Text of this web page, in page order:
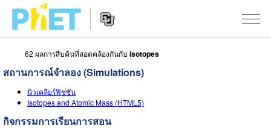
สืบค้น
ภายใน
เว็บไซต์
ของ
Navigation
สถานการณ์จำลอง
All Sims
STUDIO
62 ผลการสืบค้นที่สอดคล้องกันกับ isotopes
สถานการณ์จำลอง (Simulations)
นิวเคลียร์ฟิชชัน
Isotopes and Atomic Mass (HTML5)
กิจกรรมการเรียนการสอน